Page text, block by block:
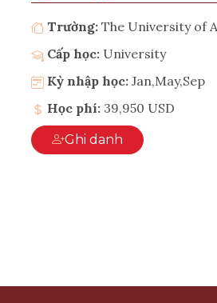
Trường: The University of
Cấp học: University
Kỳ nhập học: Jan,May,Sep
Học phí: 39,950 USD
Ghi danh